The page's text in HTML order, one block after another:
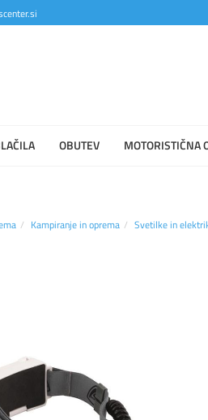
OBUTEV MOTORISTIČNA
Kampiranje in oprema Svetilke in